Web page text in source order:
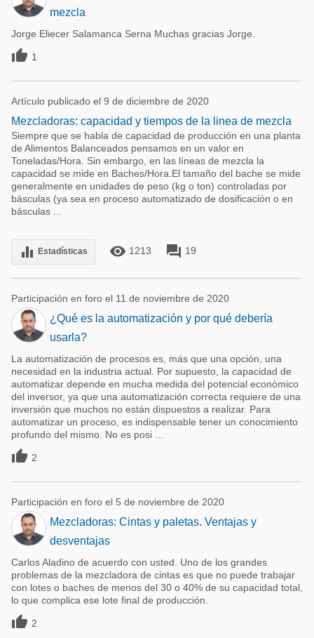
mezcla
Jorge Eliecer Salamanca Serna Muchas gracias Jorge.
 1
Artículo publicado el 9 de diciembre de 2020
Mezcladoras: capacidad y tiempos de la linea de mezcla
Siempre que se habla de capacidad de producción en una planta
de Alimentos Balanceados pensamos en un valor en
Toneladas/Hora. Sin embargo, en las líneas de mezcla la
capacidad se mide en Baches/Hora.El tamaño del bache se mide
generalmente en unidades de peso (kg o ton) controladas por
básculas (ya sea en proceso automatizado de dosificación o en
básculas ...
equalizer Estadísticas remove_red_eye 1213 forum 19
Participación en foro el 11 de noviembre de 2020
¿Qué es la automatización y por qué debería
usarla?
La automatización de procesos es, más que una opción, una
necesidad en la industria actual. Por supuesto, la capacidad de
automatizar depende en mucha medida del potencial económico
del inversor, ya que una automatización correcta requiere de una
inversión que muchos no están dispuestos a realizar. Para
automatizar un proceso, es indispensable tener un conocimiento
profundo del mismo. No es posi ...
 2
Participación en foro el 5 de noviembre de 2020
Mezcladoras: Cintas y paletas. Ventajas y
desventajas
Carlos Aladino de acuerdo con usted. Uno de los grandes
problemas de la mezcladora de cintas es que no puede trabajar
con lotes o baches de menos del 30 o 40% de su capacidad total,
lo que complica ese lote final de producción.
 2